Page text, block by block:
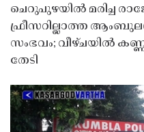
ചെറുപുഴയിൽ മരിച്ച
ഫ്രീസറില്ലാത്ത
സംഭവം; വീഴ്ചയിൽ
തേടി